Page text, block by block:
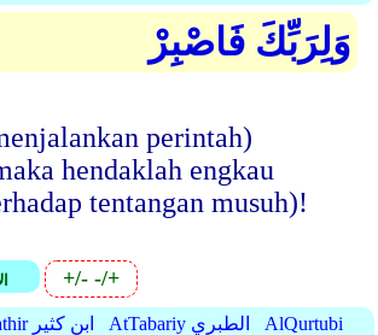
وَلِرَبِّكَ فَاصْبِرْ
perintah)
hendaklah engkau
tentangan musuh)!
+/--/+
IbnKathir ابن كثير AtTabariy الطبري
AlQurtubi